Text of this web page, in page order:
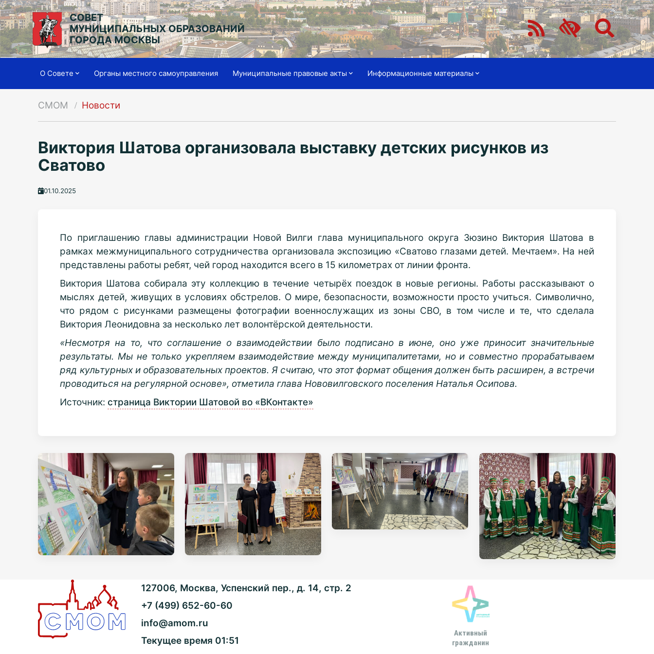
СОВЕТ
МУНИЦИПАЛЬНЫХ ОБРАЗОВАНИЙ
ГОРОДА МОСКВЫ
О Совете Органы местного самоуправления Муниципальные правовые акты Информационные материалы
СМОМ Новости
Виктория Шатова организовала выставку детских рисунков из
Сватово
01.10.2025
По приглашению главы администрации Новой Вилги глава муниципального округа Зюзино Виктория Шатова в
рамках межмуниципального сотрудничества организовала экспозицию «Сватово глазами детей. Мечтаем». На ней
представлены работы ребят, чей город находится всего в 15 километрах от линии фронта.
Виктория Шатова собирала эту коллекцию в течение четырёх поездок в новые регионы. Работы рассказывают о
мыслях детей, живущих в условиях обстрелов. О мире, безопасности, возможности просто учиться. Символично,
что рядом с рисунками размещены фотографии военнослужащих из зоны СВО, в том числе и те, что сделала
Виктория Леонидовна за несколько лет волонтёрской деятельности.
«Несмотря на то, что соглашение о взаимодействии было подписано в июне, оно уже приносит значительные
результаты. Мы не только укрепляем взаимодействие между муниципалитетами, но и совместно прорабатываем
ряд культурных и образовательных проектов. Я считаю, что этот формат общения должен быть расширен, а встречи
проводиться на регулярной основе», отметила глава Нововилговского поселения Наталья Осипова.
Источник: страница Виктории Шатовой во «ВКонтакте»
127006, Москва, Успенский пер., д. 14, стр. 2
+7 (499) 652-60-60
info@amom.ru
Текущее время 01:51
Активный
гражданин